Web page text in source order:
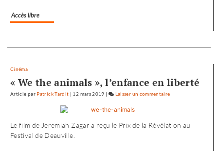
Accès libre
Cinéma
« We the animals », l’enfance en liberté
Article par Patrick Tardit | 12 mars 2019 | Laisser un commentaire
l’Ouest
Le film de Jeremiah Zagar a reçu le Prix de la Révélation au
Festival de Deauville.